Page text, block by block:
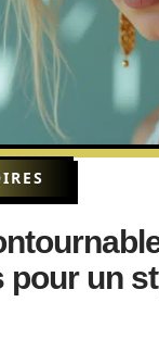
pour un